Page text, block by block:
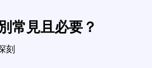
常見且必要？
刻